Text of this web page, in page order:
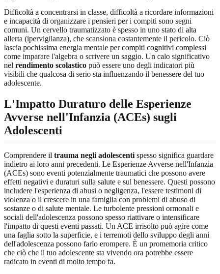
Difficoltà a concentrarsi in classe, difficoltà a ricordare informazioni
e incapacità di organizzare i pensieri per i compiti sono segni
comuni. Un cervello traumatizzato è spesso in uno stato di alta
allerta (ipervigilanza), che scansiona costantemente il pericolo. Ciò
lascia pochissima energia mentale per compiti cognitivi complessi
come imparare l'algebra o scrivere un saggio. Un calo significativo
nel rendimento scolastico può essere uno degli indicatori più
visibili che qualcosa di serio sta influenzando il benessere del tuo
adolescente.
L'Impatto Duraturo delle Esperienze
Avverse nell'Infanzia (ACEs) sugli
Adolescenti
Comprendere il trauma negli adolescenti spesso significa guardare
indietro ai loro anni precedenti. Le Esperienze Avverse nell'Infanzia
(ACEs) sono eventi potenzialmente traumatici che possono avere
effetti negativi e duraturi sulla salute e sul benessere. Questi possono
includere l'esperienza di abusi o negligenza, l'essere testimoni di
violenza o il crescere in una famiglia con problemi di abuso di
sostanze o di salute mentale. Le turbolente pressioni ormonali e
sociali dell'adolescenza possono spesso riattivare o intensificare
l'impatto di questi eventi passati. Un ACE irrisolto può agire come
una faglia sotto la superficie, e i terremoti dello sviluppo degli anni
dell'adolescenza possono farlo erompere. È un promemoria critico
che ciò che il tuo adolescente sta vivendo ora potrebbe essere
radicato in eventi di molto tempo fa.